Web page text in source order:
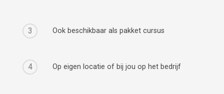
3 Ook beschikbaar als pakket cursus
4 Op eigen locatie of bij jou op het bedrijf